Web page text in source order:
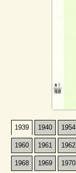
1939 1940 1954
1960 1961 1962
1968 1969 1970